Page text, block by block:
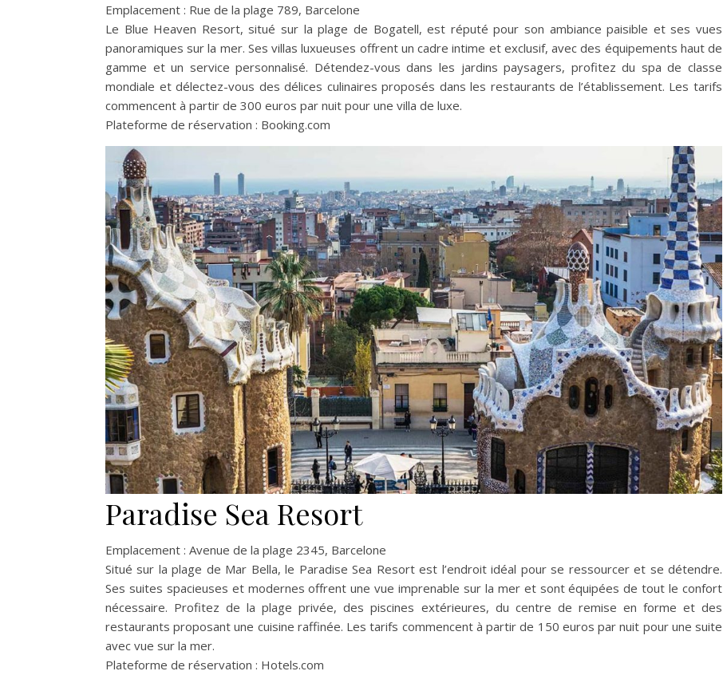
Emplacement : Rue de la plage 789, Barcelone
Le Blue Heaven Resort, situé sur la plage de Bogatell, est réputé pour son ambiance paisible et ses vues
panoramiques sur la mer. Ses villas luxueuses offrent un cadre intime et exclusif, avec des équipements haut de
gamme et un service personnalisé. Détendez-vous dans les jardins paysagers, profitez du spa de classe
mondiale et délectez-vous des délices culinaires proposés dans les restaurants de l’établissement. Les tarifs
commencent à partir de 300 euros par nuit pour une villa de luxe.
Plateforme de réservation : Booking.com
Paradise Sea Resort
Emplacement : Avenue de la plage 2345, Barcelone
Situé sur la plage de Mar Bella, le Paradise Sea Resort est l’endroit idéal pour se ressourcer et se détendre.
Ses suites spacieuses et modernes offrent une vue imprenable sur la mer et sont équipées de tout le confort
nécessaire. Profitez de la plage privée, des piscines extérieures, du centre de remise en forme et des
restaurants proposant une cuisine raffinée. Les tarifs commencent à partir de 150 euros par nuit pour une suite
avec vue sur la mer.
Plateforme de réservation : Hotels.com